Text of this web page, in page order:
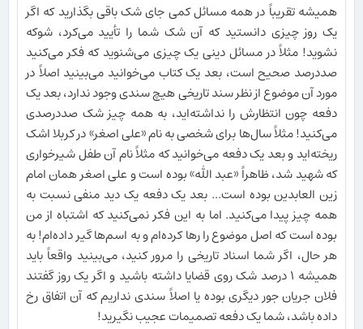
همیشه تقریباً در همه مسائل کمی جای شک باقی بگذارید که اگر
یک روز چیزی دانستید که آن شک شما را تأیید می‌کرد، شوکه
نشوید! مثلاً در مسائل دینی یک چیزی می‌شنوید که فکر می‌کنید
صددرصد صحیح است، بعد یک کتاب می‌خوانید می‌بینید اصلاً در
مورد آن موضوع از نظر سند تاریخی هیچ سندی وجود ندارد، بعد یک
دفعه چون انتظارش را نداشته‌اید، به همه چیز شک صددرصدی
می‌کنید! مثلاً سال‌ها برای شخصی به نام «علی اصغر» در کربلا اشک
ریخته‌اید و بعد یک دفعه می‌خوانید که مثلاً نام آن طفل شیرخواری
که شهید شد، ظاهراً «عبد الله» بوده است و علی اصغر همان امام
زین العابدین بوده است... بعد یک دفعه یک دید منفی نسبت به
همه چیز پیدا می‌کنید. اما به این فکر نمی‌کنید که اشتباه از من
بوده است که اصل موضوع را رها کرده‌ام و به اسم‌ها گیر داده‌ام! به
هر حال، اگر شما اسناد تاریخی را مرور کنید، می‌بینید واقعاً باید
همیشه ۱ درصد شک روی قضایا داشته باشید و اگر یک روز گفتند
فلان جریان جور دیگری بوده یا اصلاً سندی نداریم که آن اتفاق رخ
داده باشد، شما یک دفعه تصمیمات عجیب نگیرید!